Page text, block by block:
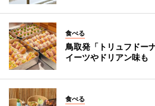
食べる
鳥取発「トリュフドー
イーツやドリアン味も
食べる